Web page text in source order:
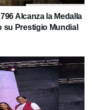
Alcanza la Medalla
su Prestigio Mundial